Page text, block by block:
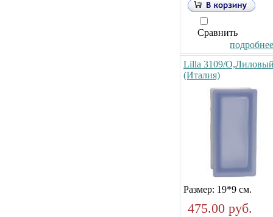
Сравнить
Lilla 3109/
(Италия)
Размер: 19*9 см.
475.00 руб.